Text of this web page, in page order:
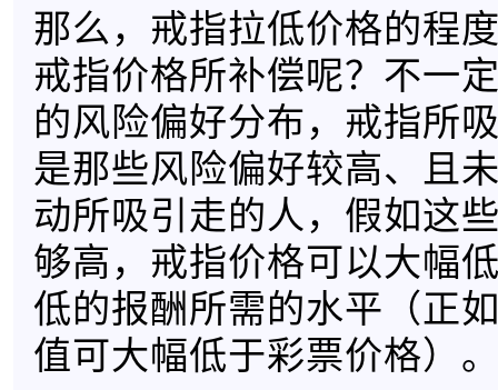
那么，戒指拉低价格的程
戒指价格所补偿呢？不一
的风险偏好分布，戒指所
是那些风险偏好较高、且
动所吸引走的人，假如这
够高，戒指价格可以大幅
低的报酬所需的水平（正
值可大幅低于彩票价格）